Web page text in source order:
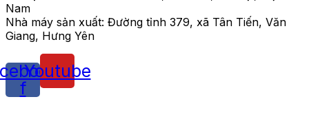
Nam
Nhà máy sản xuất: Đường tỉnh 379, xã Tân Tiến, Văn
Giang, Hưng Yên
f
Youtube